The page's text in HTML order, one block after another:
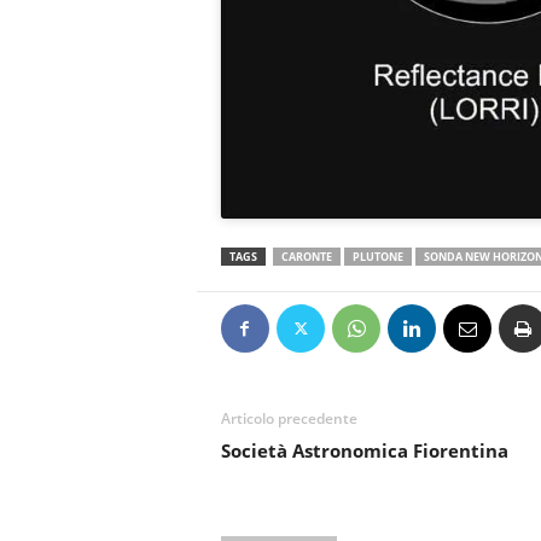
TAGS CARONTE PLUTONE SONDA NEW
Articolo precedente
Società Astronomica Fiorentina